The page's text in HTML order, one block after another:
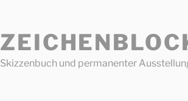
Skizzenbuch und permanenter